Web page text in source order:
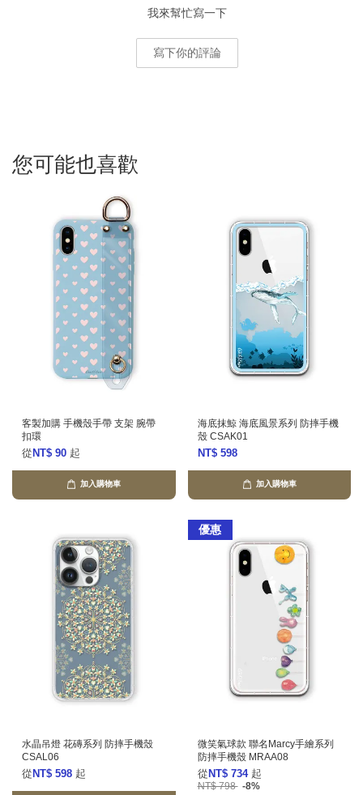
我來幫忙寫一下
寫下你的評論
您可能也喜歡
客製加購 手機殼手帶 支架 腕帶
扣環
從 NT$ 90 起
加入購物車
海底抹鯨 海底風景系列 防摔手機
殼 CSAK01
NT$ 598
加入購物車
水晶吊燈 花磚系列 防摔手機殼
CSAL06
從 NT$ 598 起
優惠
微笑氣球款 聯名Marcy手繪系列
防摔手機殼 MRAA08
從 NT$ 734 起
NT$ 798 -8%